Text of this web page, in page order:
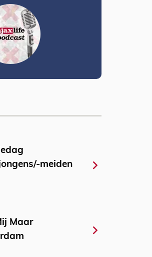
meiden
Maar